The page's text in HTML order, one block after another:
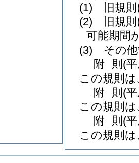
(1)
旧規
(2)
旧規
可能期間
(3)
その
附 則 (
この規則
附 則 (
この規則
附 則 (
この規則